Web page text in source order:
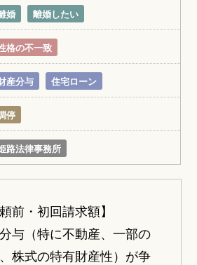
婚 離婚したい
格の不一致
産分与 住宅ローン
停
路法律事務所
頼前・初回請求額】
与（特に不動産、一部の
株式の特有財産性）が争